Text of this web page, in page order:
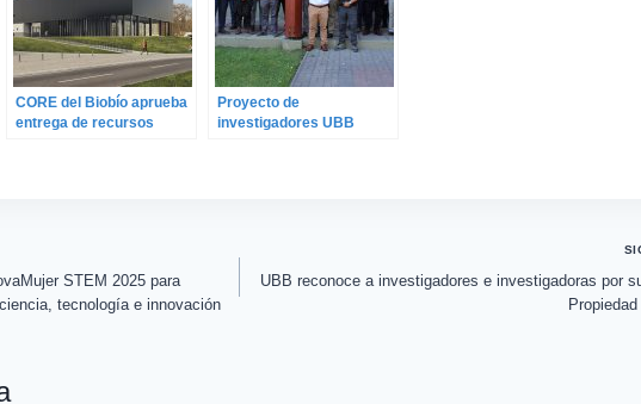
CORE del Biobío aprueba
entrega de recursos
Proyecto de
investigadores UBB
STEM 2025 para
tecnología e innovación
UBB reconoce a investigadores e investigadoras por